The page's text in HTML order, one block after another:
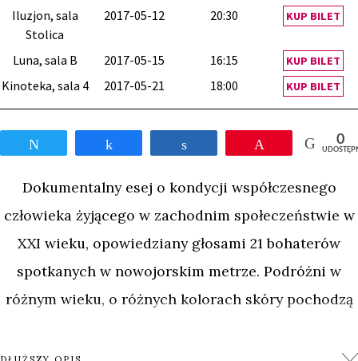
Iluzjon, sala
Stolica
2017-05-12 20:30 KUP BILET
Luna, sala B 2017-05-15 16:15 KUP BILET
Kinoteka, sala 4 2017-05-21 18:00 KUP BILET
Przypnij 0
Dokumentalny esej o kondycji współczesnego
człowieka żyjącego w zachodnim społeczeństwie w
XXI wieku, opowiedziany głosami 21 bohaterów
spotkanych w nowojorskim metrze. Podróżni w
różnym wieku, o różnych kolorach skóry pochodzą
znaleźli się w Nowym Jorku. Kamera, z podziemia,